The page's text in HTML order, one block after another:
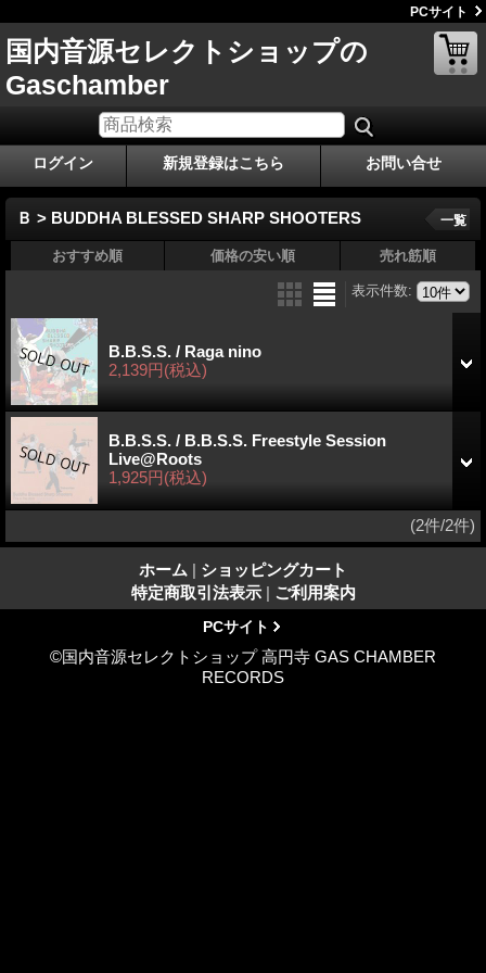
PCサイト
国内音源セレクトショップの
Gaschamber
ログイン 新規登録はこちら お問い合せ
Ｂ > BUDDHA BLESSED SHARP SHOOTERS 一覧
おすすめ順 価格の安い順 売れ筋順
表示件数:
B.B.S.S. / Raga nino
2,139円(税込)
B.B.S.S. / B.B.S.S. Freestyle Session
Live@Roots
1,925円(税込)
(2件/2件)
ホーム | ショッピングカート
特定商取引法表示 | ご利用案内
PCサイト
©国内音源セレクトショップ 高円寺 GAS CHAMBER
RECORDS